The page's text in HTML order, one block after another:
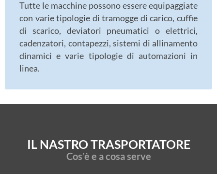
Tutte le macchine possono essere equipaggiate
con varie tipologie di tramogge di carico, cuffie
di scarico, deviatori pneumatici o elettrici,
cadenzatori, contapezzi, sistemi di allinamento
dinamici e varie tipologie di automazioni in
linea.
IL NASTRO TRASPORTATORE
Cos′è e a cosa serve